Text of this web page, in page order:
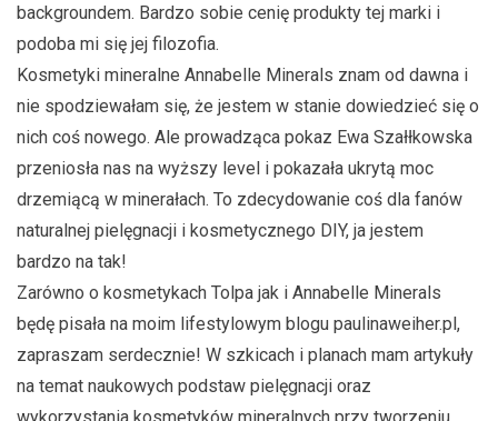
backgroundem. Bardzo sobie cenię produkty tej marki i
podoba mi się jej filozofia.
Kosmetyki mineralne Annabelle Minerals znam od dawna i
nie spodziewałam się, że jestem w stanie dowiedzieć się o
nich coś nowego. Ale prowadząca pokaz Ewa Szałłkowska
przeniosła nas na wyższy level i pokazała ukrytą moc
drzemiącą w minerałach. To zdecydowanie coś dla fanów
naturalnej pielęgnacji i kosmetycznego DIY, ja jestem
bardzo na tak!
Zarówno o kosmetykach Tolpa jak i Annabelle Minerals
będę pisała na moim lifestylowym blogu paulinaweiher.pl,
zapraszam serdecznie! W szkicach i planach mam artykuły
na temat naukowych podstaw pielęgnacji oraz